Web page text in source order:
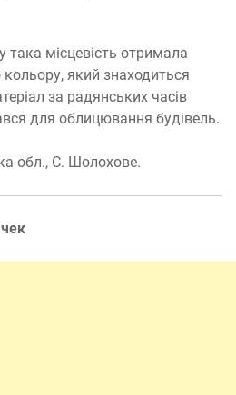
така місцевість отримала
кольору, який знаходиться
за радянських часів
для облицювання будівель.
обл., С. Шолохове.